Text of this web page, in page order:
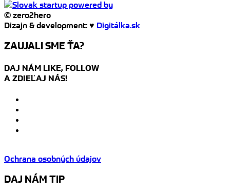
© zero2hero
Dizajn & development: ♥ Digitálka.sk
ZAUJALI SME ŤA?
DAJ NÁM LIKE, FOLLOW
A ZDIEĽAJ NÁS!
Ochrana osobných údajov
DAJ NÁM TIP